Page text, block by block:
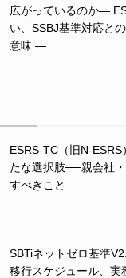
広がっているのか―
い、SSBJ基準対応と
意味 ―
ESRS-TC（旧N-
たな選択肢──親会社
すべきこと
SBTiネットゼロ基準
移行スケジュール、実